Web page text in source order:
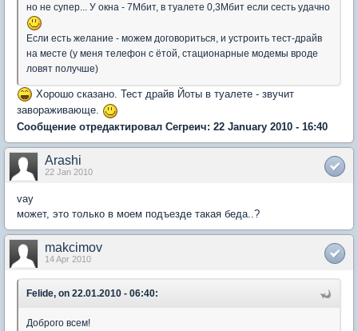
но не супер... У окна - 7Мбит, в туалете 0,3Мбит если сесть удачно
Если есть желание - можем договориться, и устроить тест-драйв
на месте (у меня телефон с ётой, стационарные модемы вроде
ловят получше)
Хорошо сказано. Тест драйв Йоты в туалете - звучит
завораживающе.
Сообщение отредактировал Сегреич: 22 January 2010 - 16:40
Arashi
22 Jan 2010
vay
может, это только в моем подъезде такая беда..?
makcimov
14 Apr 2010
Felide, on 22.01.2010 - 06:40:
Доброго всем!